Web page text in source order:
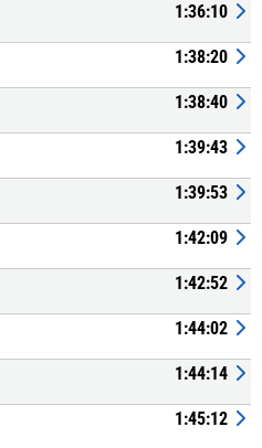
1:36:10
1:38:20
1:38:40
1:39:43
1:39:53
1:42:09
1:42:52
1:44:02
1:44:14
1:45:12